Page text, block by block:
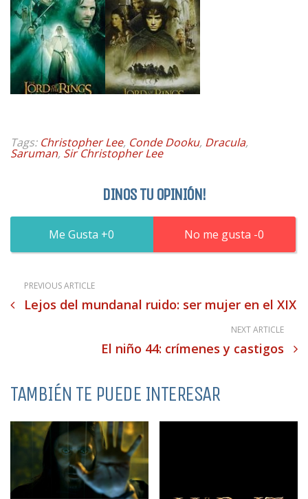
Tags: Christopher Lee, Conde Dooku, Dracula,
Saruman, Sir Christopher Lee
DINOS TU OPINIÓN!
0 0
PREVIOUS ARTICLE
Lejos del mundanal ruido: ser mujer en el XIX
NEXT ARTICLE
El niño 44: crímenes y castigos
TAMBIÉN TE PUEDE INTERESAR